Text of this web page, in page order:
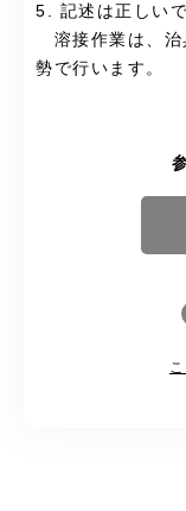
5. 記述は正しいで
溶接作業は、治
勢で行います。